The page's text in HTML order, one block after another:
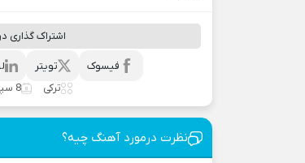
اشتراک گذاری
تویتر
فیسوک
ترکی
8 سپتامبر 2025
نظرت درمورد آهنگ چیه؟